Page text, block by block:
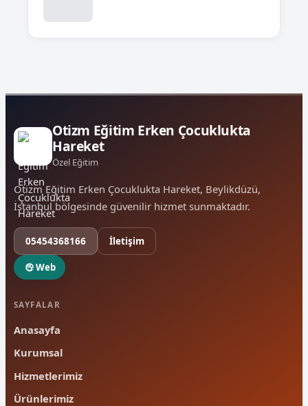
Otizm Eğitim Erken Çocuklukta
Hareket
Özel Eğitim
Otizm Eğitim Erken Çocuklukta Hareket, Beylikdüzü,
İstanbul bölgesinde güvenilir hizmet sunmaktadır.
05454368166 İletişim
Web
SAYFALAR
Anasayfa
Kurumsal
Hizmetlerimiz
Ürünlerimiz